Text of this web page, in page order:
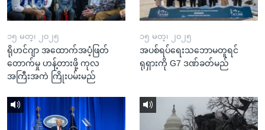
ကျော်
ရန်
၁၅ မတ္၊ ၂၀၂၅
ရိုဟင်ဂျာ အထောက်အပံ့ဖြတ်
တောက်မှု ဟန့်တားဖို့ ကုလ
အကြီးအကဲ ကြိုးပမ်းမည်
၁၅ မတ္၊ ၂၀၂၅
အပစ်ရပ်ရေးသဘောမတူရင်
ရုရှားကို G7 ဒဏ်ခတ်မည်